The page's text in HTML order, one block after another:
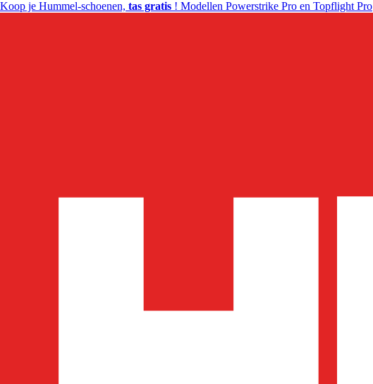
Koop je Hummel-schoenen, tas gratis ! Modellen Powerstrike Pro en Topflight Pro